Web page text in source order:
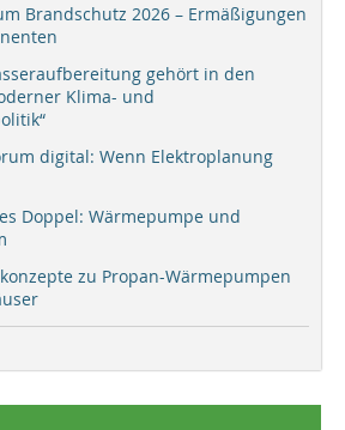
Brandschutz 2026 – Ermäßigungen
gehört in den
Klima- und
digital: Wenn Elektroplanung
Doppel: Wärmepumpe und
zu Propan-Wärmepumpen